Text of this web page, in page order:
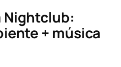
Nightclub:
+ música